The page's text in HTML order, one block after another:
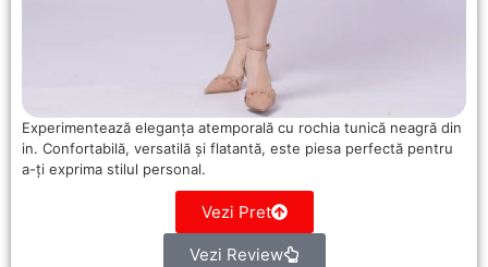
Experimentează eleganța atemporală cu rochia tunică neagră din
in. Confortabilă, versatilă și flatantă, este piesa perfectă pentru
a-ți exprima stilul personal.
Vezi Pret
Vezi Review